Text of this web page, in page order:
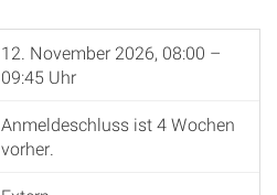
12. November 2026, 08:00 –
09:45 Uhr
Anmeldeschluss ist 4 Wochen
vorher.